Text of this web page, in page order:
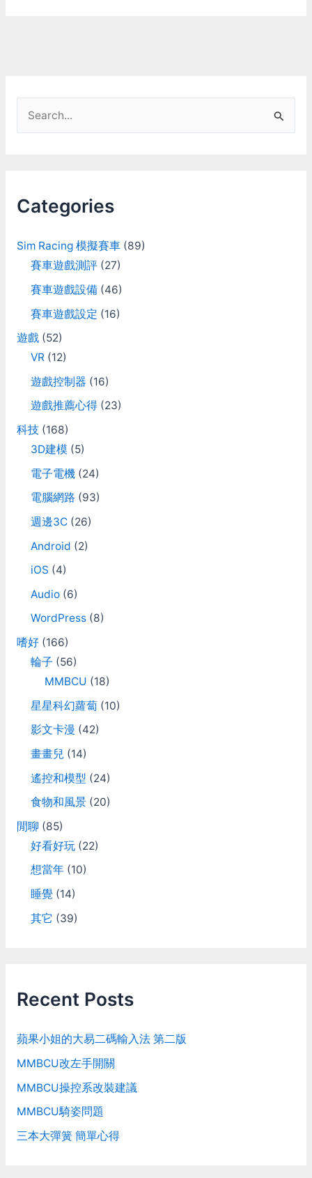
h
Categories
Sim Racing 模擬賽車(89)
賽車遊戲測評(27)
賽車遊戲設備(46)
賽車遊戲設定 (16)
遊戲(52)
VR(12)
遊戲控制器 (16)
遊戲推薦心得(23)
科技(168)
3D建模 (5)
電子電機(24)
電腦網路 (93)
週邊3C(26)
Android (2)
iOS (4)
Audio(6)
WordPress(8)
嗜好(166)
輪子 (56)
MMBCU (18)
星星科幻蘿蔔(10)
影文卡漫 (42)
畫畫兒 (14)
遙控和模型 (24)
食物和風景(20)
閒聊 (85)
好看好玩(22)
想當年(10)
睡覺(14)
其它 (39)
Recent Posts
蘋果小姐的大易二碼輸入法 第二版
MMBCU改左手開關
MMBCU操控系改裝建議
MMBCU騎姿問題
三本大彈簧 簡單心得